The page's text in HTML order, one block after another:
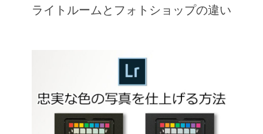
ライトルームとフォトショップの違い